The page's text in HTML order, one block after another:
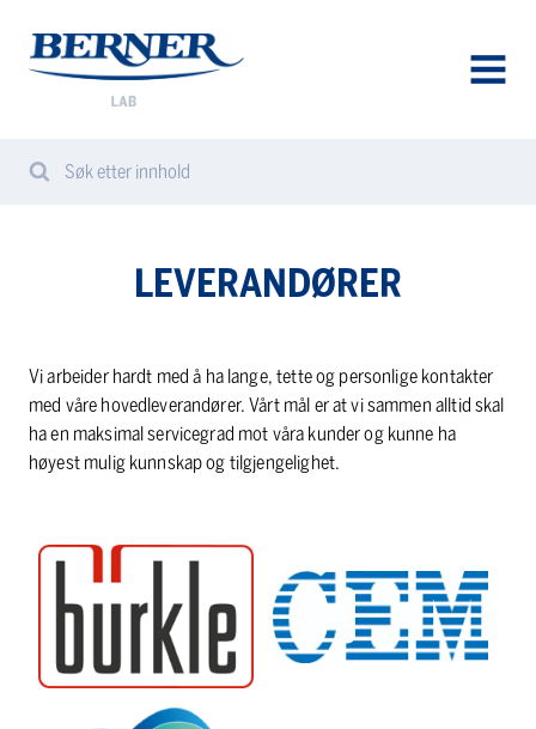
Berner
Lab
Search
Søk etter innhold
LEVERANDØRER
Vi arbeider hardt med å ha lange, tette og personlige kontakter
med våre hovedleverandører. Vårt mål er at vi sammen alltid skal
ha en maksimal servicegrad mot våra kunder og kunne ha
høyest mulig kunnskap og tilgjengelighet.